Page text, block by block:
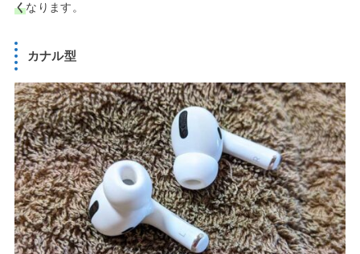
くなります。
カナル型